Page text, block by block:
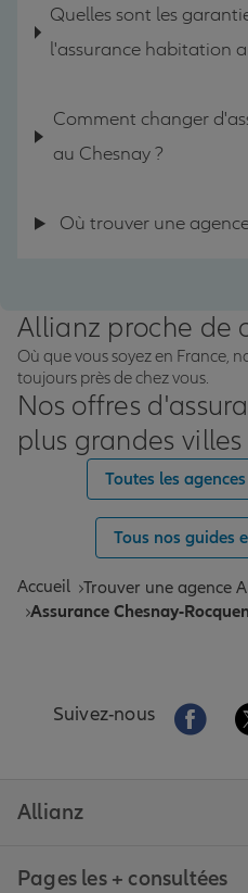
Quelles sont les
l'assurance habitation
Comment changer
au Chesnay ?
Où trouver une
Allianz proche de
Où que vous soyez en France,
toujours près de chez vous.
Nos offres
plus grandes
Toutes les
Tous nos guides
Accueil Trouver une agence
Assurance Chesnay-
Suivez-nous Aller
Allianz
Pages les + consultées